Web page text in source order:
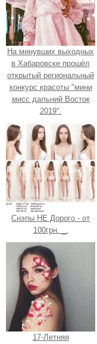
На минувших выходных
в Хабаровске прошёл
открытый региональный
конкурс красоты "мини
мисс дальний Восток
2019".
Снэпы НЕ Дорого - от
100грн. _.
17-Летняя